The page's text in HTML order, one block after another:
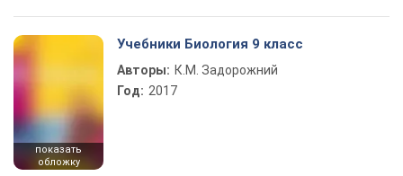
показать
обложку
Учебники Биология 9 класс
Авторы: К.М. Задорожний
Год: 2017